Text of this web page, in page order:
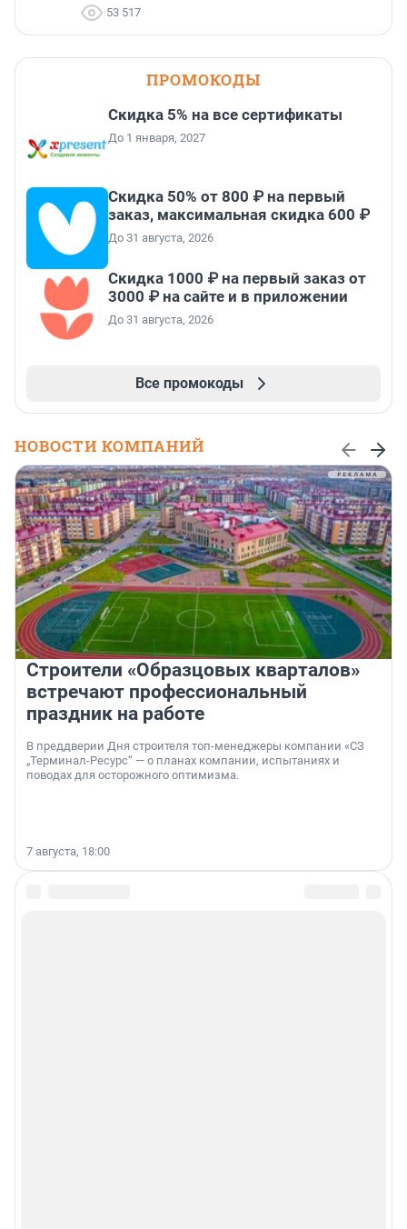
53 517
ПРОМОКОДЫ
Скидка 5% на все сертификаты
До 1 января, 2027
Скидка 50% от 800 ₽ на первый
заказ, максимальная скидка 600 ₽
До 31 августа, 2026
Скидка 1000 ₽ на первый заказ от
3000 ₽ на сайте и в приложении
До 31 августа, 2026
Все промокоды
НОВОСТИ КОМПАНИЙ
Строители «Образцовых кварталов»
встречают профессиональный
праздник на работе
В преддверии Дня строителя топ-менеджеры компании «СЗ
„Терминал-Ресурс“ — о планах компании, испытаниях и
поводах для осторожного оптимизма.
7 августа, 18:00